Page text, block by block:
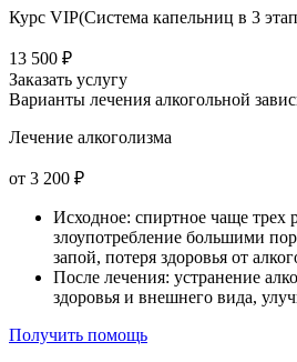
Курс VIP(Система капельниц в 3
13 500 ₽
Заказать услугу
Варианты лечения алкогольной
Лечение алкоголизма
от 3 200 ₽
Исходное: спиртное чаще трех
злоупотребление большими
запой, потеря здоровья от
После лечения: устранение
здоровья и внешнего вида,
Получить помощь